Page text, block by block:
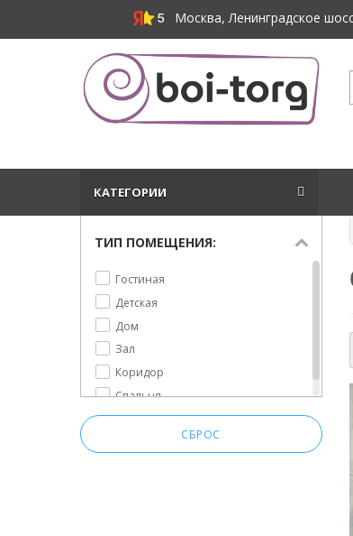
Москва, Ленинградское
КАТЕГОРИИ
ТИП ПОМЕЩЕНИЯ:
Гостиная
Детская
Дом
Зал
Коридор
Спальня
СБРОС